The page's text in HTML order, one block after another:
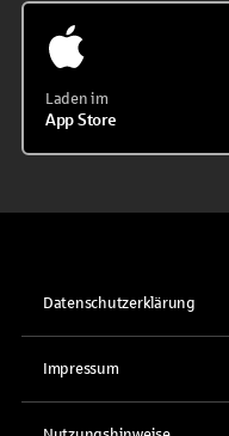
Laden im
App Store
Datenschutzerklärung
Impressum